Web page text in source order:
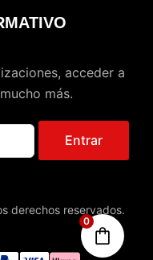
acceder a
más.
Entrar
derechos reservados.
0